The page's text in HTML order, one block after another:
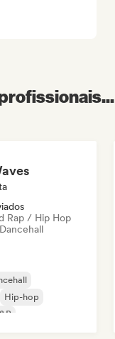
Rap / Hip Hop
Dancehall
Hip-hop